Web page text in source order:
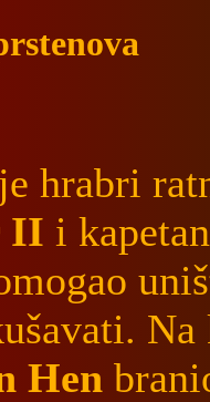
je hrabri
II i
Hen